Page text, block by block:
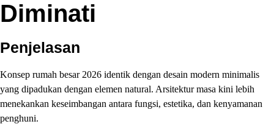
Diminati
Penjelasan
Konsep rumah besar 2026 identik dengan desain modern minimalis
yang dipadukan dengan elemen natural. Arsitektur masa kini lebih
menekankan keseimbangan antara fungsi, estetika, dan kenyamanan
penghuni.